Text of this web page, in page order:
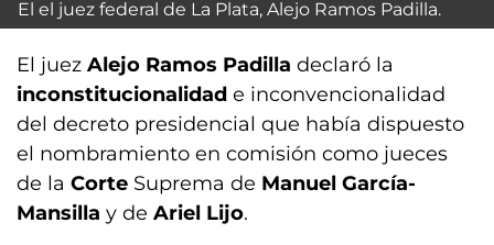
El el juez federal de La Plata, Alejo Ramos Padilla.
El juez Alejo Ramos Padilla declaró la
inconstitucionalidad e inconvencionalidad
del decreto presidencial que había dispuesto
el nombramiento en comisión como jueces
de la Corte Suprema de Manuel García-
Mansilla y de Ariel Lijo.